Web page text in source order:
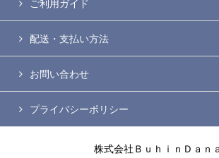
ご利用ガイド
配送・支払い方法
お問い合わせ
プライバシーポリシー
株式会社ＢｕｈｉｎＤａｎａ